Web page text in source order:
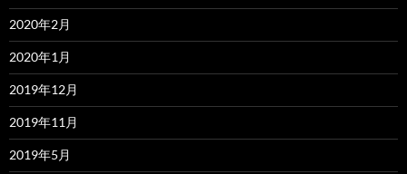
2020年2月
2020年1月
2019年12月
2019年11月
2019年5月